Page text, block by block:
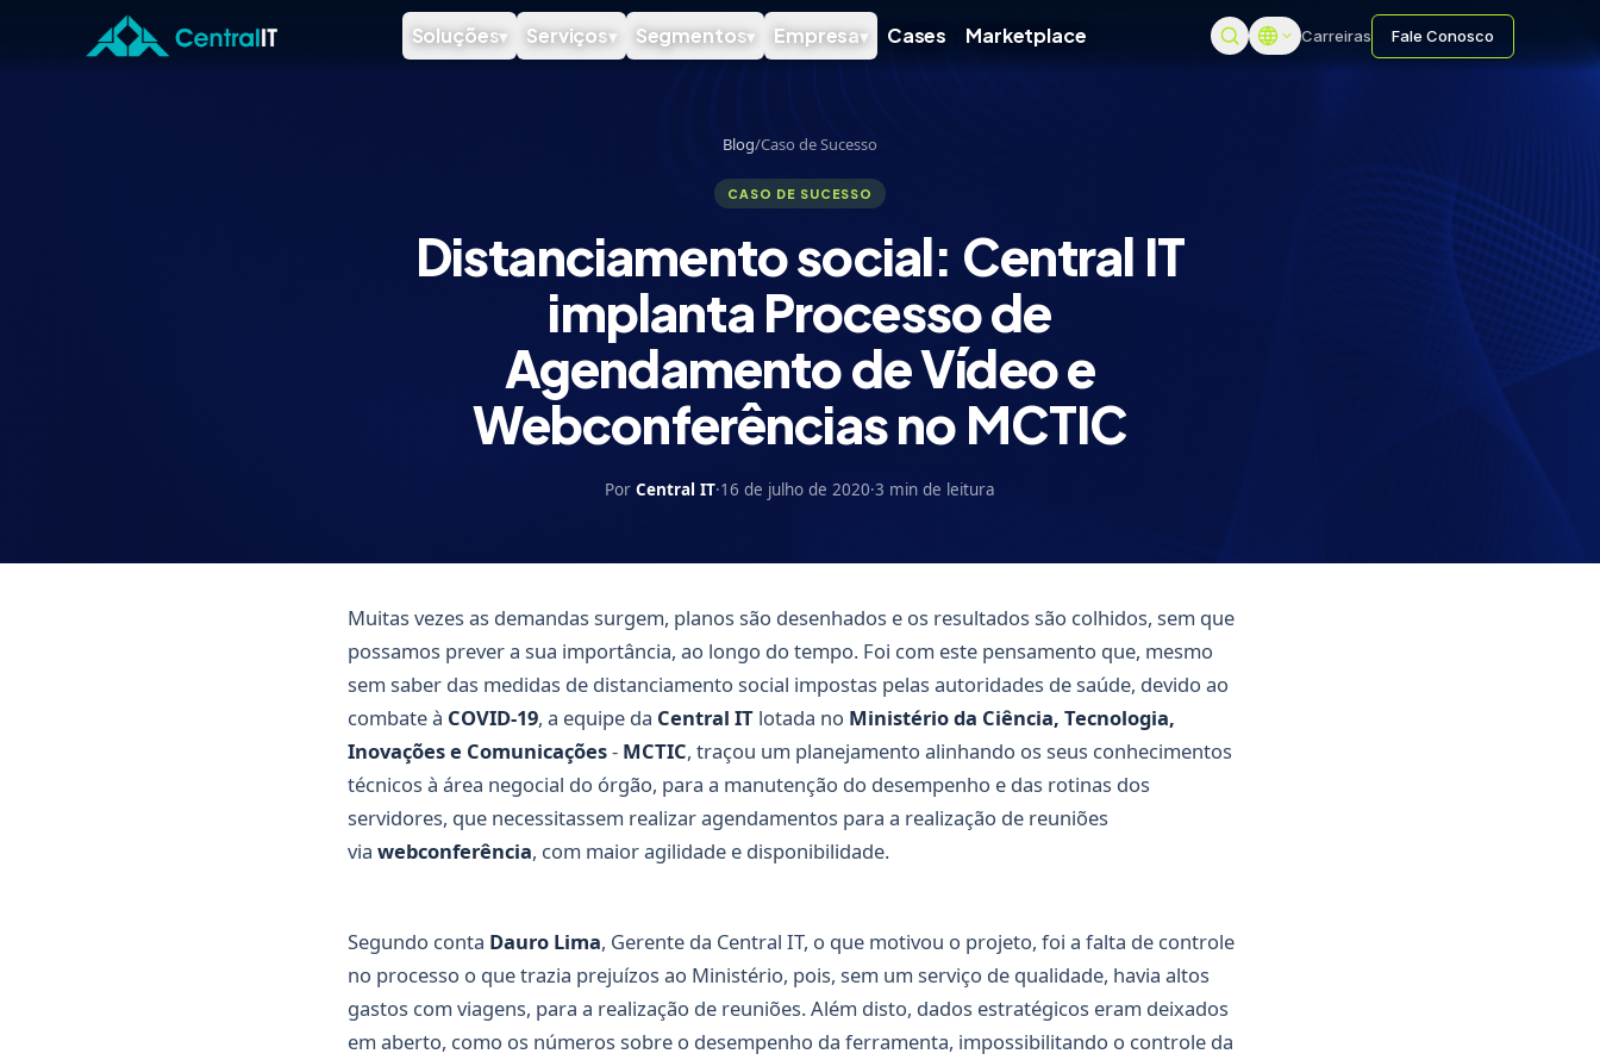
Pular para o conteúdo principal
Soluções▾ Serviços▾ Segmentos▾ Empresa▾ Cases Marketplace Carreiras Fale Conosco
Blog/Caso de Sucesso
CASO DE SUCESSO
Distanciamento social: Central IT
implanta Processo de
Agendamento de Vídeo e
Webconferências no MCTIC
Por Central IT·16 de julho de 2020·3 min de leitura
Muitas vezes as demandas surgem, planos são desenhados e os resultados são colhidos, sem que
possamos prever a sua importância, ao longo do tempo. Foi com este pensamento que, mesmo
sem saber das medidas de distanciamento social impostas pelas autoridades de saúde, devido ao
combate à COVID-19, a equipe da Central IT lotada no Ministério da Ciência, Tecnologia,
Inovações e Comunicações- MCTIC, traçou um planejamento alinhando os seus conhecimentos
técnicos à área negocial do órgão, para a manutenção do desempenho e das rotinas dos
servidores, que necessitassem realizar agendamentos para a realização de reuniões
via webconferência, com maior agilidade e disponibilidade.
Segundo conta Dauro Lima, Gerente da Central IT, o que motivou o projeto, foi a falta de controle
no processo o que trazia prejuízos ao Ministério, pois, sem um serviço de qualidade, havia altos
gastos com viagens, para a realização de reuniões. Além disto, dados estratégicos eram deixados
em aberto, como os números sobre o desempenho da ferramenta, impossibilitando o controle da